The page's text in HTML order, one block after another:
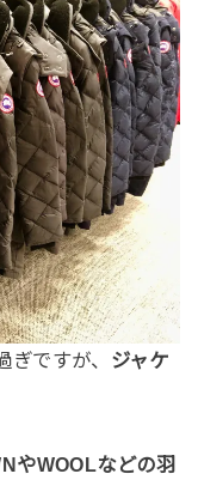
ぎですが、 ジャケ
やWOOLなどの羽